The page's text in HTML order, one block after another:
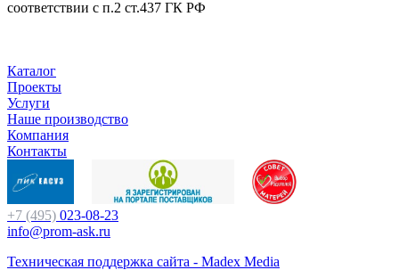
соответствии с п.2 ст.437 ГК РФ
Каталог
Проекты
Услуги
Наше производство
Компания
Контакты
+7 (495) 023-08-23
info@prom-ask.ru
Техническая поддержка сайта - Madex Media